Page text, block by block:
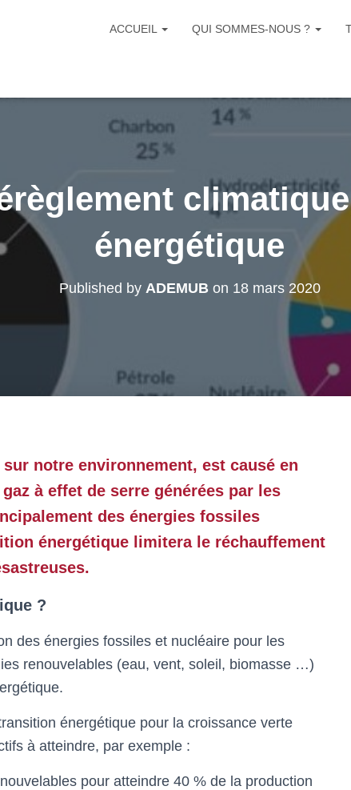
ACCUEIL QUI SOMMES-NOUS ?
énergétique
Published by ADEMUB on 18 mars 2020
notre environnement, est causé en
à effet de serre générées par les
des énergies fossiles
énergétique limitera le réchauffement
?
des énergies fossiles et nucléaire pour les
renouvelables (eau, vent, soleil, biomasse …)
énergétique pour la croissance verte
à atteindre, par exemple :
pour atteindre 40 % de la production